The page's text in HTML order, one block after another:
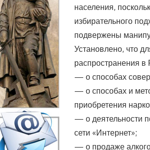
населения,
избирательного
подвержены
Установлено, что
распространения
— о способах
— о способах и
приобретения
— о деятельности
сети «Интернет»;
— о продаже